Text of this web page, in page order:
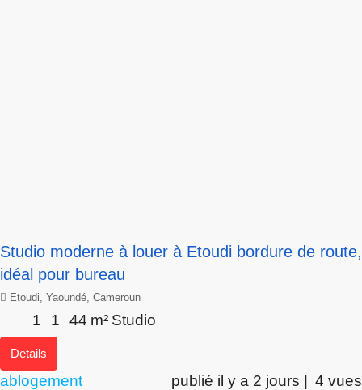
Studio moderne à louer à Etoudi bordure de route,
idéal pour bureau
Etoudi, Yaoundé, Cameroun
1 1 44 m² Studio
Details
ablogement publié il y a 2 jours | 4 vues